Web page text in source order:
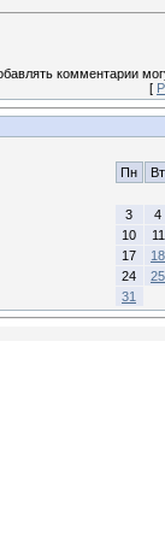
комментарии
[
Пн Вт
3
4
10
11
17
18
24
25
31